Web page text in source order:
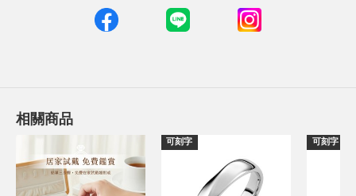
相關商品
可刻字 可刻字